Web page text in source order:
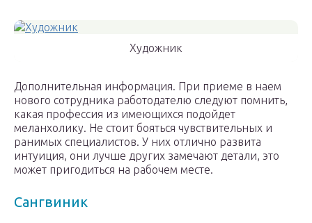
Художник
Дополнительная информация. При приеме в наем
нового сотрудника работодателю следуют помнить,
какая профессия из имеющихся подойдет
меланхолику. Не стоит бояться чувствительных и
ранимых специалистов. У них отлично развита
интуиция, они лучше других замечают детали, это
может пригодиться на рабочем месте.
Сангвиник